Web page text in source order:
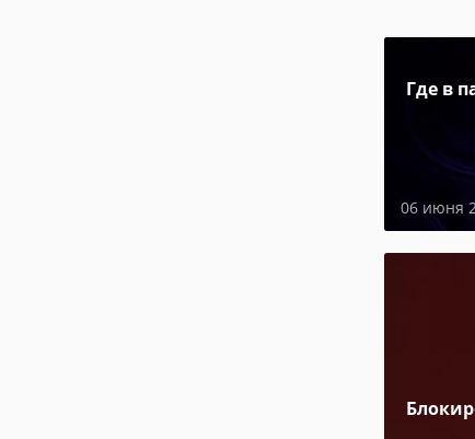
Где в
06 июня